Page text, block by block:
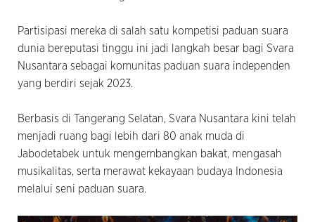
Partisipasi mereka di salah satu kompetisi paduan suara
dunia bereputasi tinggu ini jadi langkah besar bagi Svara
Nusantara sebagai komunitas paduan suara independen
yang berdiri sejak 2023.
Berbasis di Tangerang Selatan, Svara Nusantara kini telah
menjadi ruang bagi lebih dari 80 anak muda di
Jabodetabek untuk mengembangkan bakat, mengasah
musikalitas, serta merawat kekayaan budaya Indonesia
melalui seni paduan suara.